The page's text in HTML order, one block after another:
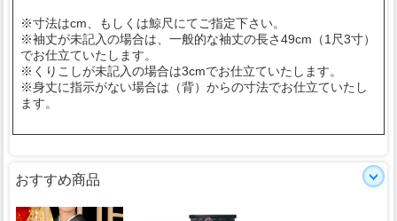
※寸法はcm、もしくは鯨尺にてご指定下さい。
※袖丈が未記入の場合は、一般的な袖丈の長さ49cm（1尺3寸）
でお仕立ていたします。
※くりこしが未記入の場合は3cmでお仕立ていたします。
※身丈に指示がない場合は（背）からの寸法でお仕立ていたし
ます。
おすすめ商品